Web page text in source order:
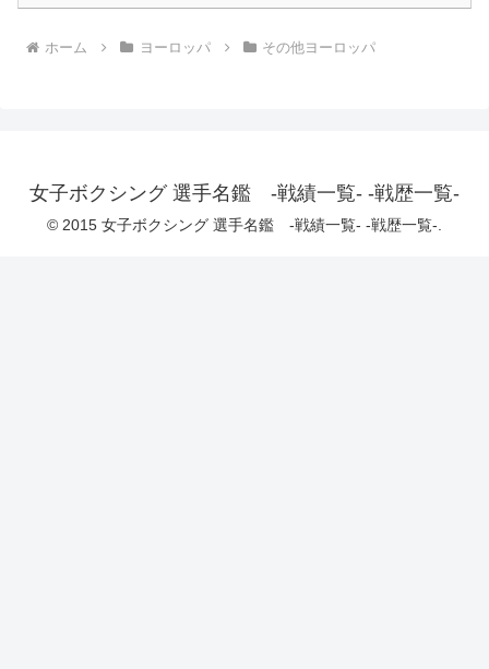
ホーム ヨーロッパ その他ヨーロッパ
女子ボクシング 選手名鑑 -戦績一覧- -戦歴一覧-
© 2015 女子ボクシング 選手名鑑 -戦績一覧- -戦歴一覧-.